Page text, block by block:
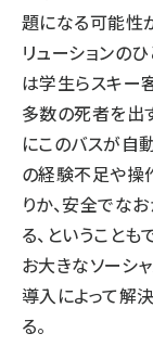
題になる可能性
リューションの
は学生らスキー
多数の死者を出
にこのバスが自
の経験不足や操
りか、安全でな
る、ということ
お大きなソーシ
導入によって解
る。